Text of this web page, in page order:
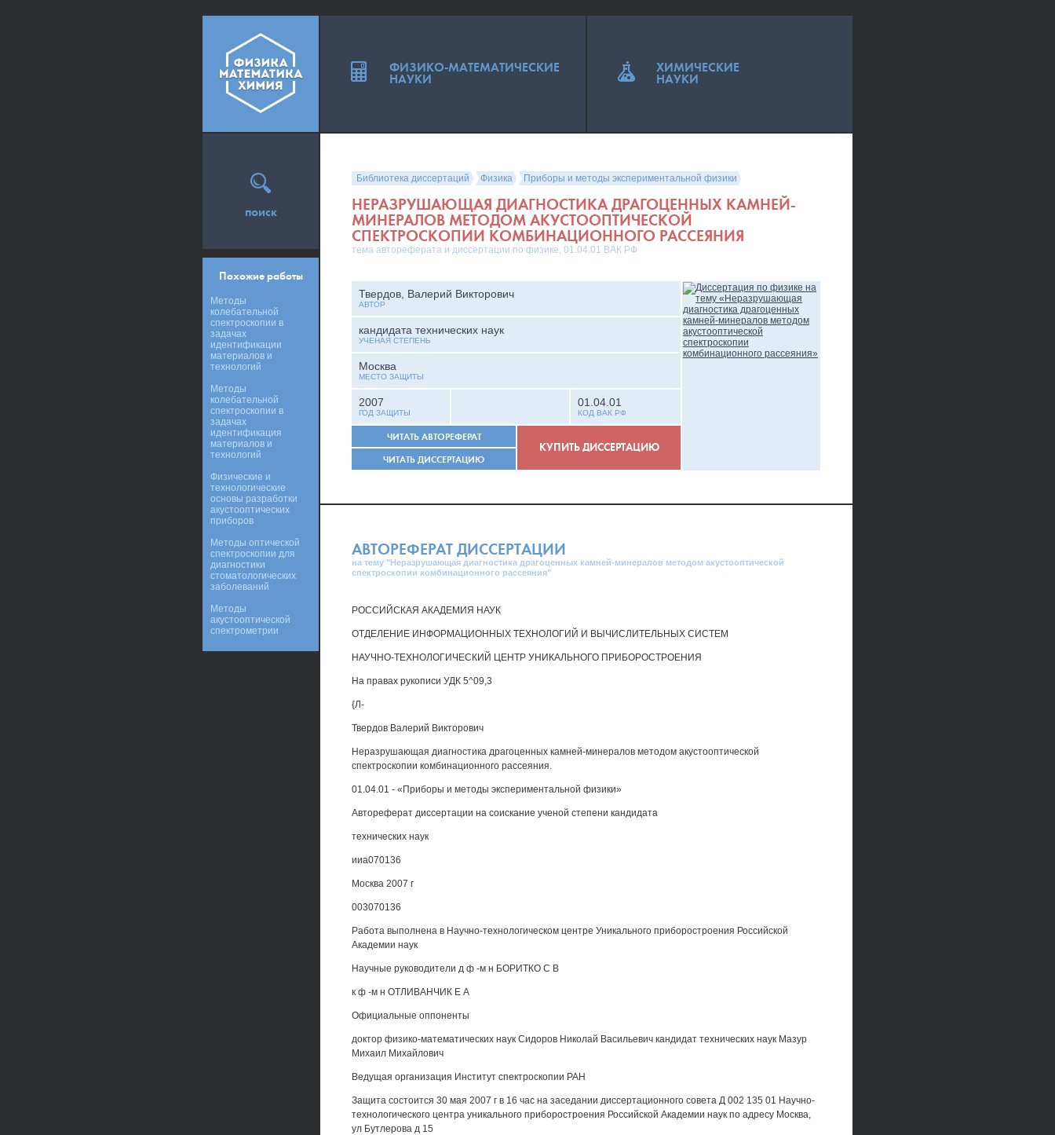
Библиотека диссертаций Физика Приборы и методы экспериментальной физики
НЕРАЗРУШАЮЩАЯ ДИАГНОСТИКА ДРАГОЦЕННЫХ КАМНЕЙ-
МИНЕРАЛОВ МЕТОДОМ АКУСТООПТИЧЕСКОЙ
СПЕКТРОСКОПИИ КОМБИНАЦИОННОГО РАССЕЯНИЯ
тема автореферата и диссертации по физике, 01.04.01 ВАК РФ
Твердов, Валерий Викторович
АВТОР
кандидата технических наук
УЧЕНАЯ СТЕПЕНЬ
Москва
МЕСТО ЗАЩИТЫ
2007
ГОД ЗАЩИТЫ
01.04.01
КОД ВАК РФ
ЧИТАТЬ АВТОРЕФЕРАТ
ЧИТАТЬ ДИССЕРТАЦИЮ
КУПИТЬ ДИССЕРТАЦИЮ
АВТОРЕФЕРАТ ДИССЕРТАЦИИ
на тему "Неразрушающая диагностика драгоценных камней-минералов методом акустооптической
спектроскопии комбинационного рассеяния"
РОССИЙСКАЯ АКАДЕМИЯ НАУК
ОТДЕЛЕНИЕ ИНФОРМАЦИОННЫХ ТЕХНОЛОГИЙ И ВЫЧИСЛИТЕЛЬНЫХ СИСТЕМ
НАУЧНО-ТЕХНОЛОГИЧЕСКИЙ ЦЕНТР УНИКАЛЬНОГО ПРИБОРОСТРОЕНИЯ
На правах рукописи УДК 5^09,3
{Л-
Твердов Валерий Викторович
Неразрушающая диагностика драгоценных камней-минералов методом акустооптической
спектроскопии комбинационного рассеяния.
01.04.01 - «Приборы и методы экспериментальной физики»
Автореферат диссертации на соискание ученой степени кандидата
технических наук
ииа070136
Москва 2007 г
003070136
Работа выполнена в Научно-технологическом центре Уникального приборостроения Российской
Академии наук
Научные руководители д ф -м н БОРИТКО С В
к ф -м н ОТЛИВАНЧИК Е А
Официальные оппоненты
доктор физико-математических наук Сидоров Николай Васильевич кандидат технических наук Мазур
Михаил Михайлович
Ведущая организация Институт спектроскопии РАН
Защита состоится 30 мая 2007 г в 16 час на заседании диссертационного совета Д 002 135 01 Научно-
технологического центра уникального приборостроения Российской Академии наук по адресу Москва,
ул Бутлерова д 15
поиск
Похожие работы
Методы
колебательной
спектроскопии в
задачах
идентификации
материалов и
технологий
Методы
колебательной
спектроскопии в
задачах
идентификация
материалов и
технологий
Физические и
технологические
основы разработки
акустооптических
приборов
Методы оптической
спектроскопии для
диагностики
стоматологических
заболеваний
Методы
акустооптической
спектрометрии
ФИЗИКО-МАТЕМАТИЧЕСКИЕ
НАУКИ
ХИМИЧЕСКИЕ
НАУКИ